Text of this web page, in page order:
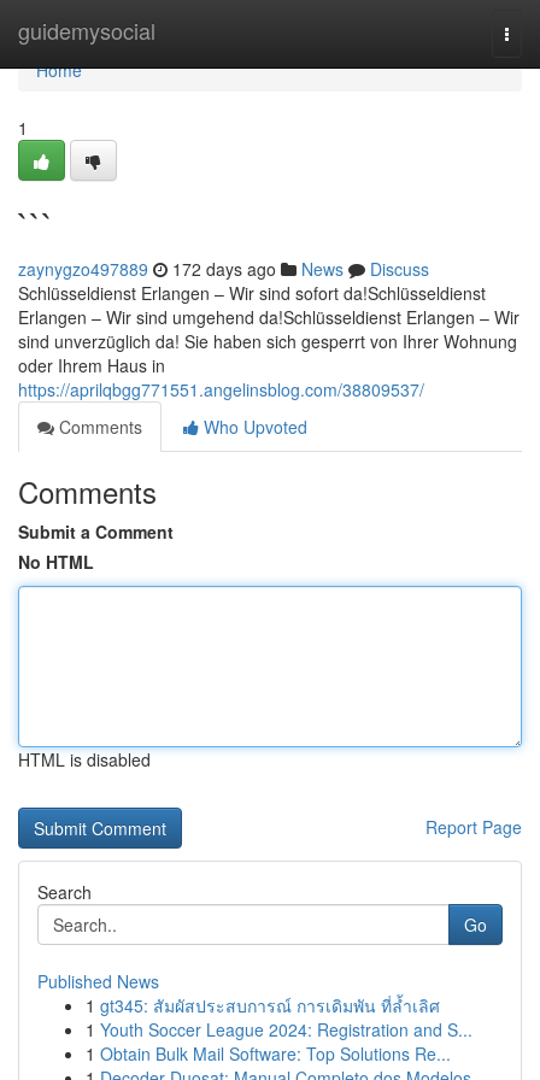
guidemysocial
Home
Home
1
```
zaynygzo497889 172 days ago News
Discuss
Schlüsseldienst Erlangen – Wir sind sofort da!Schlüsseldienst
Erlangen – Wir sind umgehend da!Schlüsseldienst Erlangen – Wir
sind unverzüglich da! Sie haben sich gesperrt von Ihrer Wohnung
oder Ihrem Haus in
https://aprilqbgg771551.angelinsblog.com/38809537/
Comments
Who Upvoted
Comments
Submit a Comment
No HTML
HTML is disabled
Report Page
Search
Go
Published News
1 gt345: สัมผัสประสบการณ์ การเดิมพัน ที่ล้ำเลิศ
1 Youth Soccer League 2024: Registration and S...
1 Obtain Bulk Mail Software: Top Solutions Re...